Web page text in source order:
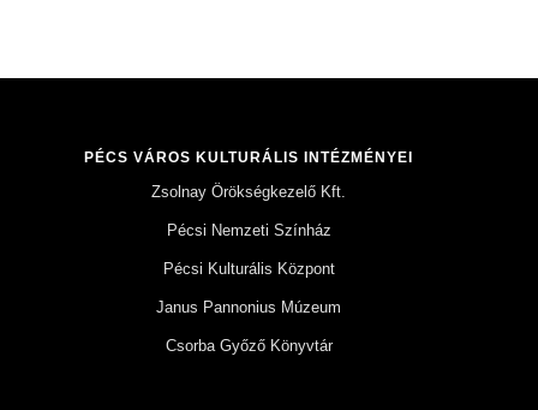
PÉCS VÁROS KULTURÁLIS INTÉZMÉNYEI
Zsolnay Örökségkezelő Kft.
Pécsi Nemzeti Színház
Pécsi Kulturális Központ
Janus Pannonius Múzeum
Csorba Győző Könyvtár